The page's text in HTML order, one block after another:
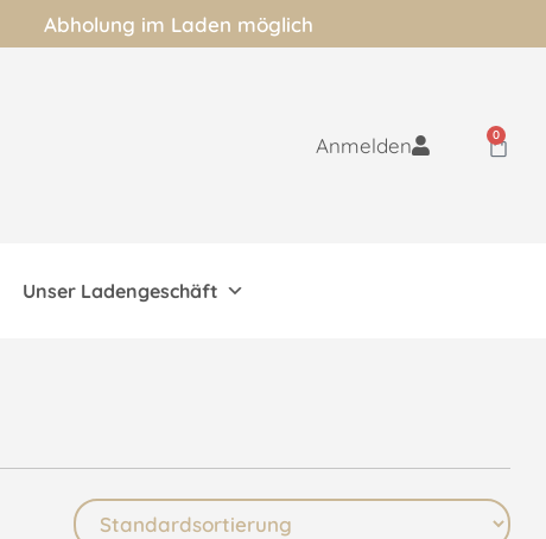
Abholung im Laden möglich
Anmelden 0
Unser Ladengeschäft